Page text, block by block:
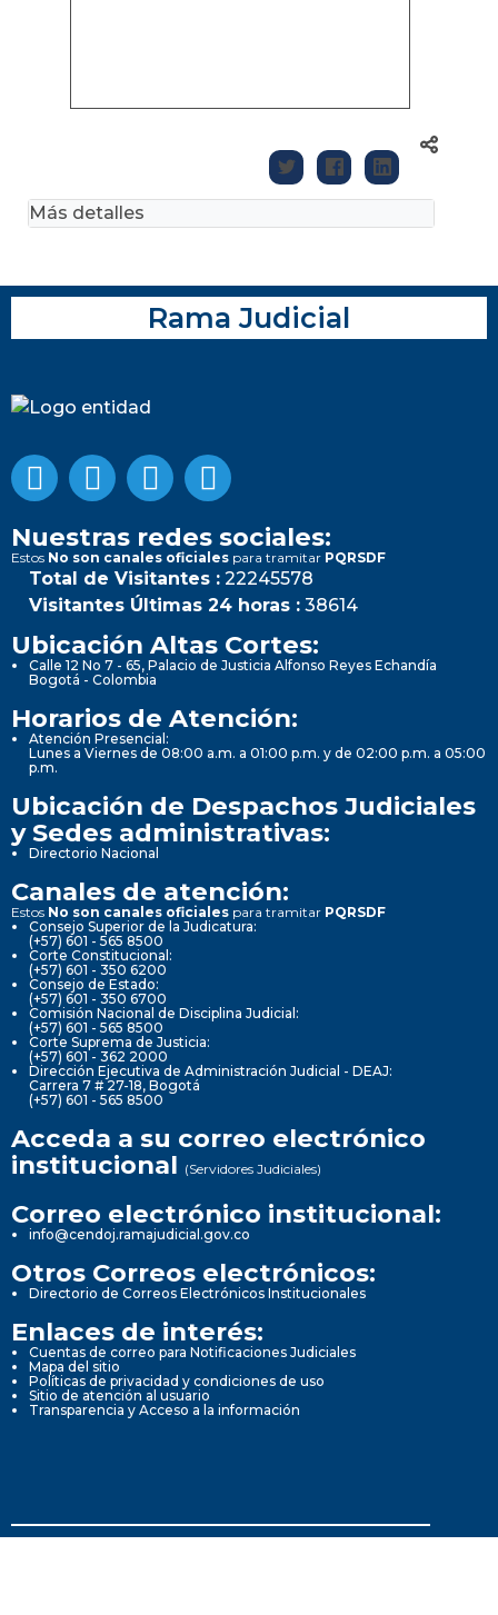
Más detalles
Rama Judicial
Nuestras redes sociales:
Estos No son canales oficiales para tramitar PQRSDF
Total de Visitantes : 22245578
Visitantes Últimas 24 horas : 38614
Ubicación Altas Cortes:
Calle 12 No 7 - 65, Palacio de Justicia Alfonso Reyes Echandía
Bogotá - Colombia
Horarios de Atención:
Atención Presencial:
Lunes a Viernes de 08:00 a.m. a 01:00 p.m. y de 02:00 p.m. a 05:00
p.m.
Ubicación de Despachos Judiciales
y Sedes administrativas:
Directorio Nacional
Canales de atención:
Estos No son canales oficiales para tramitar PQRSDF
Consejo Superior de la Judicatura:
(+57) 601 - 565 8500
Corte Constitucional:
(+57) 601 - 350 6200
Consejo de Estado:
(+57) 601 - 350 6700
Comisión Nacional de Disciplina Judicial:
(+57) 601 - 565 8500
Corte Suprema de Justicia:
(+57) 601 - 362 2000
Dirección Ejecutiva de Administración Judicial - DEAJ:
Carrera 7 # 27-18, Bogotá
(+57) 601 - 565 8500
Acceda a su correo electrónico
institucional (Servidores Judiciales)
Correo electrónico institucional:
info@cendoj.ramajudicial.gov.co
Otros Correos electrónicos:
Directorio de Correos Electrónicos Institucionales
Enlaces de interés:
Cuentas de correo para Notificaciones Judiciales
Mapa del sitio
Políticas de privacidad y condiciones de uso
Sitio de atención al usuario
Transparencia y Acceso a la información